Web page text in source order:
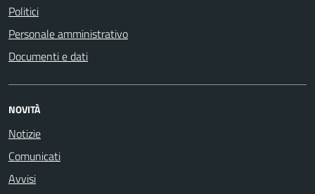
Politici
Personale amministrativo
Documenti e dati
NOVITÀ
Notizie
Comunicati
Avvisi